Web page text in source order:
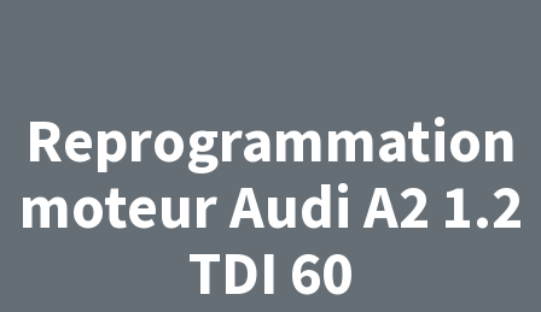
Reprogrammation
moteur Audi A2 1.2
TDI 60